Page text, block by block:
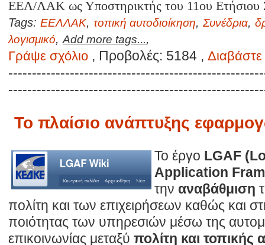
ΕΕΛ/ΛΑΚ ως Υποστηρικτής του 11ου Ετήσιου
Tags: EEΛΛΑΚ, τοπική αυτοδιοίκηση, Συνέδρια,
λογισμικό, Add more tags...,
Γράψε σχόλιο , Προβολές: 5184 ,
Το πλαίσιο ανάπτυξης
To έργο LGAF
Application
την αναβάθμιση
πολίτη και των επιχειρήσεων καθώς και
ποιότητας των υπηρεσιών μέσω της
επικοινωνίας μεταξύ πολίτη και τοπικής